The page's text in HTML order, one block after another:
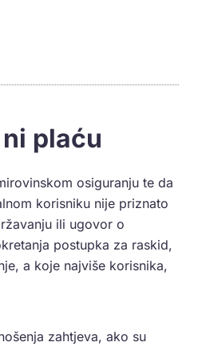
plaću
osiguranju te da
korisniku nije priznato
ili ugovor o
postupka za raskid,
a koje najviše korisnika,
zahtjeva, ako su